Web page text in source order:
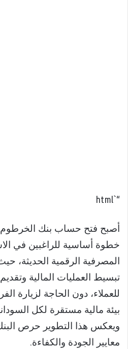
“`html
خطوة أساسية للراغبين في
المصرفية الرقمية الحديثة،
تبسيط العمليات المالية
للعملاء، دون الحاجة لزيارة
بيئة مالية مستقرة لكل
ويعكس هذا التطوير حرص
معايير الجودة والكفاءة.